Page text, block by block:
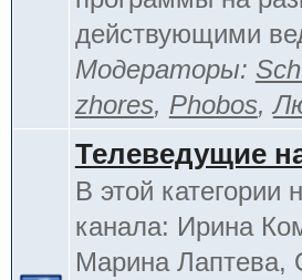
действующими
Модераторы:
zhores, Phobos,
Телеведущие
В этой категории
канала: Ирина
Марина Лаптева,